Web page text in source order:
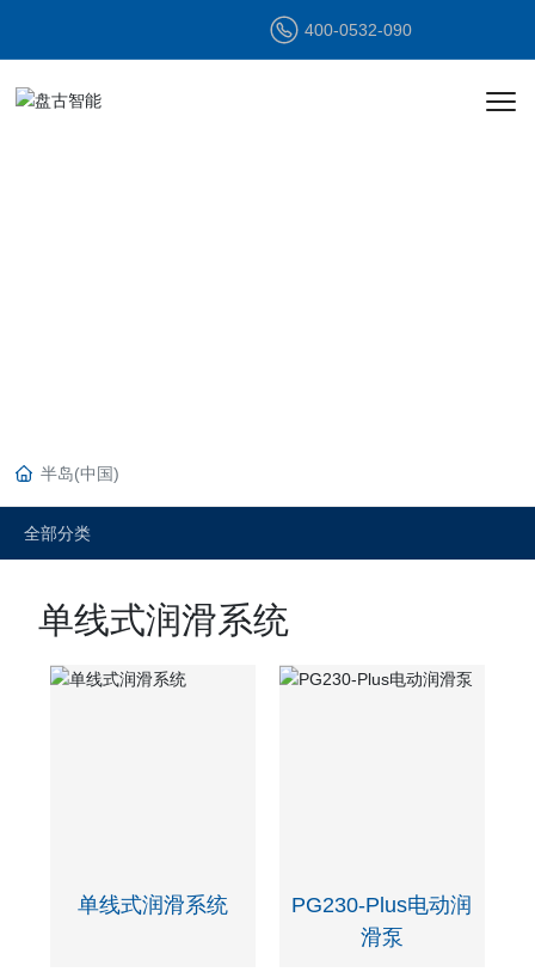
400-0532-090
半岛(中国)
全部分类
单线式润滑系统
单线式润滑系统
PG230-Plus电动润
滑泵